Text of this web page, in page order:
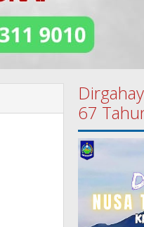
67